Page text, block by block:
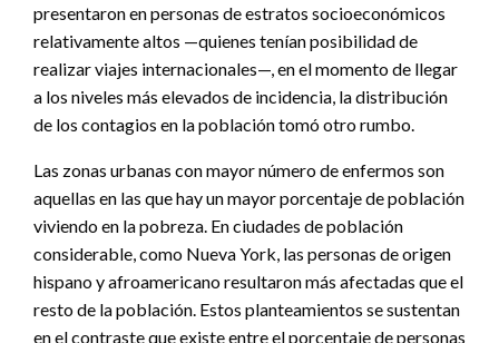
presentaron en personas de estratos socioeconómicos
relativamente altos —quienes tenían posibilidad de
realizar viajes internacionales—, en el momento de llegar
a los niveles más elevados de incidencia, la distribución
de los contagios en la población tomó otro rumbo.
Las zonas urbanas con mayor número de enfermos son
aquellas en las que hay un mayor porcentaje de población
viviendo en la pobreza. En ciudades de población
considerable, como Nueva York, las personas de origen
hispano y afroamericano resultaron más afectadas que el
resto de la población. Estos planteamientos se sustentan
en el contraste que existe entre el porcentaje de personas